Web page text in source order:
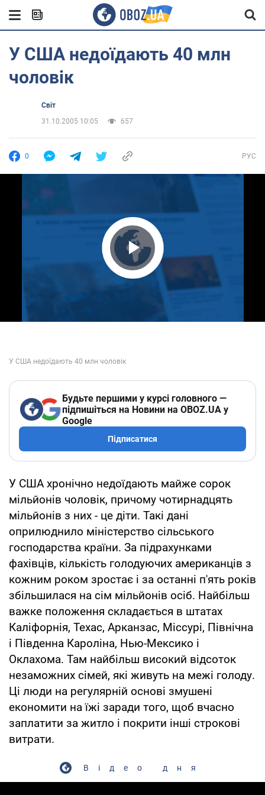
У США недоїдають 40 млн
чоловік
Світ
31.10.2005 10:05
657
0 РУС
Play Video
Будьте першими у курсі головного —
підпишіться на Новини на OBOZ.UA у
Google
Підписатися
У США хронічно недоїдають майже сорок
мільйонів чоловік, причому чотирнадцять
мільйонів з них - це діти. Такі дані
оприлюднило міністерство сільського
господарства країни. За підрахунками
фахівців, кількість голодуючих американців з
кожним роком зростає і за останні п'ять років
збільшилася на сім мільйонів осіб. Найбільш
важке положення складається в штатах
Каліфорнія, Техас, Арканзас, Міссурі, Північна
і Південна Кароліна, Нью-Мексико і
Оклахома. Там найбільш високий відсоток
незаможних сімей, які живуть на межі голоду.
Ці люди на регулярній основі змушені
економити на їжі заради того, щоб вчасно
заплатити за житло і покрити інші строкові
витрати.
Відео дня